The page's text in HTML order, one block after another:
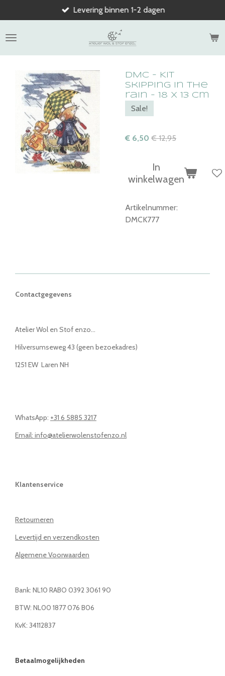
direct
naar
Levering binnen 1-2 dagen
DMC - Kit
skipping in the
rain - 18 x 13 cm
Sale!
€ 6,50 € 12,95
In
winkelwagen
Artikelnummer:
DMCK777
Contactgegevens
Atelier Wol en Stof enzo...
Hilversumseweg 43 (geen bezoekadres)
1251 EW Laren NH
WhatsApp: +31 6 5885 3217
Email: info@atelierwolenstofenzo.nl
Klantenservice
Retourneren
Levertijd en verzendkosten
Algemene Voorwaarden
Bank: NL10 RABO 0392 3061 90
BTW: NL00 1877 076 B06
KvK: 34112837
Betaalmogelijkheden